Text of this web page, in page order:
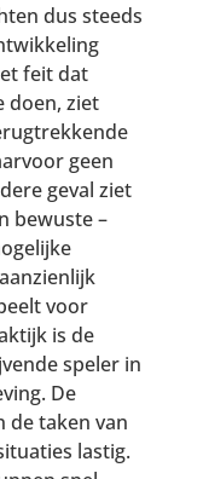
dus steeds
feit dat
doen, ziet
geen
geval ziet
bewuste –
voor
is de
speler in
De
de taken van
lastig.